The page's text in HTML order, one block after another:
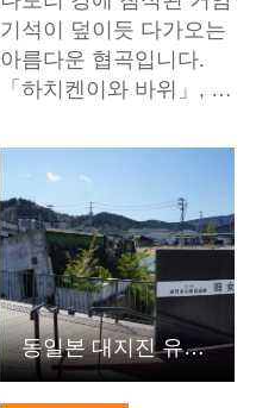
기석이 덮이듯 다가오는
아름다운 협곡입니다.
「하치켄이와 바위」, …
동일본 대지진 유구 구 오나가와 파출소